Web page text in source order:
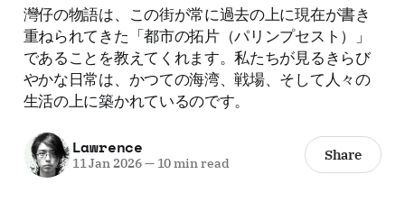
灣仔の物語は、この街が常に過去の上に現在が書き
重ねられてきた「都市の拓片（パリンプセスト）」
であることを教えてくれます。私たちが見るきらび
やかな日常は、かつての海湾、戦場、そして人々の
生活の上に築かれているのです。
Lawrence
11 Jan 2026—10 min read Share